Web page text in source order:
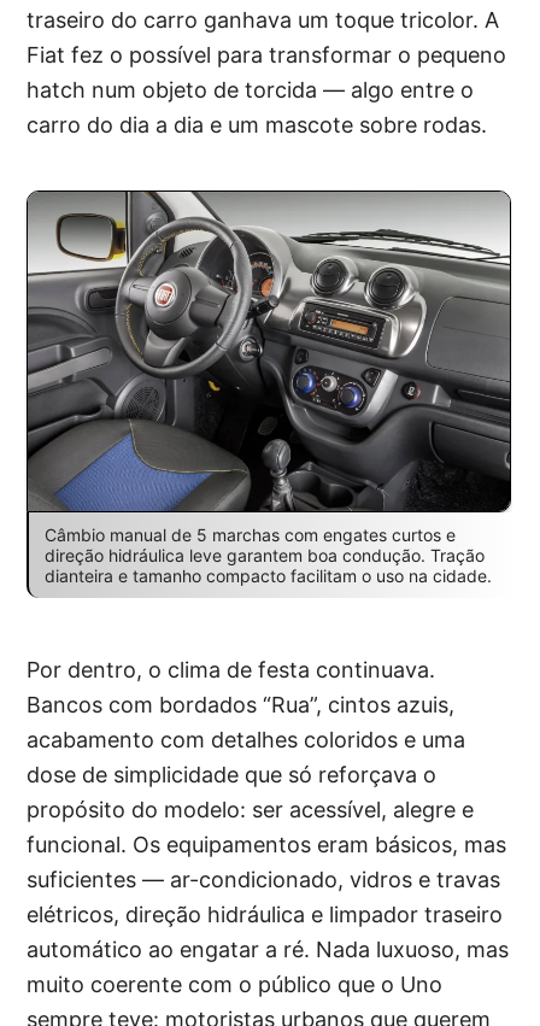
traseiro do carro ganhava um toque tricolor. A
Fiat fez o possível para transformar o pequeno
hatch num objeto de torcida — algo entre o
carro do dia a dia e um mascote sobre rodas.
Câmbio manual de 5 marchas com engates curtos e
direção hidráulica leve garantem boa condução. Tração
dianteira e tamanho compacto facilitam o uso na cidade.
Por dentro, o clima de festa continuava.
Bancos com bordados “Rua”, cintos azuis,
acabamento com detalhes coloridos e uma
dose de simplicidade que só reforçava o
propósito do modelo: ser acessível, alegre e
funcional. Os equipamentos eram básicos, mas
suficientes — ar-condicionado, vidros e travas
elétricos, direção hidráulica e limpador traseiro
automático ao engatar a ré. Nada luxuoso, mas
muito coerente com o público que o Uno
sempre teve: motoristas urbanos que querem